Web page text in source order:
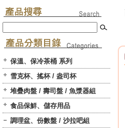
保溫、保冷茶桶 系列
雪克杯、搖杯 / 盎司杯
堆疊肉盤 / 壽司盤 / 魚漿器組
食品保鮮、儲存用品
調理盆、份數盤 / 沙拉吧組